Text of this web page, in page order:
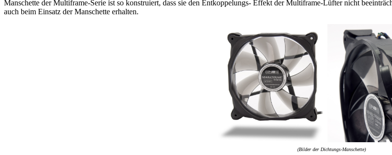
Manschette der Multiframe-Serie ist so konstruiert, dass sie den Entkoppelungs- Effekt der Multiframe-Lüfter nicht
auch beim Einsatz der Manschette erhalten.
(Bilder der Dichtungs-Manschette)